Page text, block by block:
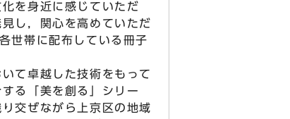
を身近に感じていただ
し，関心を高めていただ
世帯に配布している冊子
て卓越した技術をもって
る「美を創る」シリー
交ぜながら上京区の地域